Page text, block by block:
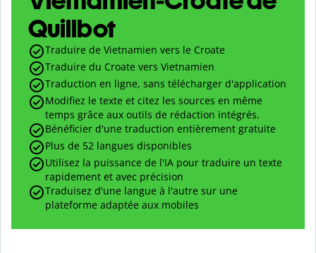
Quillbot
Traduire de Vietnamien vers le Croate
Traduire du Croate vers Vietnamien
Traduction en ligne, sans télécharger d'application
Modifiez le texte et citez les sources en même
temps grâce aux outils de rédaction intégrés.
Bénéficier d'une traduction entièrement gratuite
Plus de 52 langues disponibles
Utilisez la puissance de l'IA pour traduire un texte
rapidement et avec précision
Traduisez d'une langue à l'autre sur une
plateforme adaptée aux mobiles